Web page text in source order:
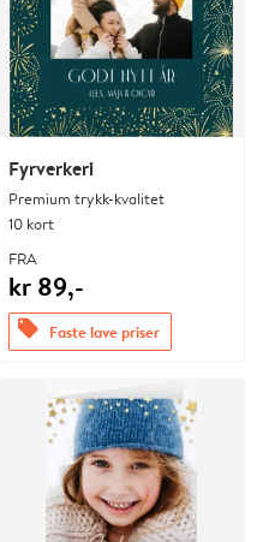
Fyrverkeri
Premium trykk-kvalitet
10 kort
FRA
kr 89,-
offers Faste lave priser